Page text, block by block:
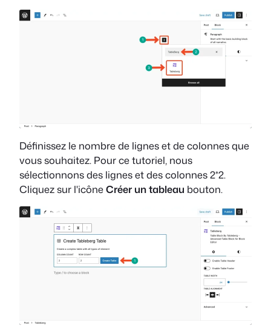
Définissez le nombre de lignes et de colonnes que
vous souhaitez. Pour ce tutoriel, nous
sélectionnons des lignes et des colonnes 2*2.
Cliquez sur l'icôneCréer un tableau bouton.